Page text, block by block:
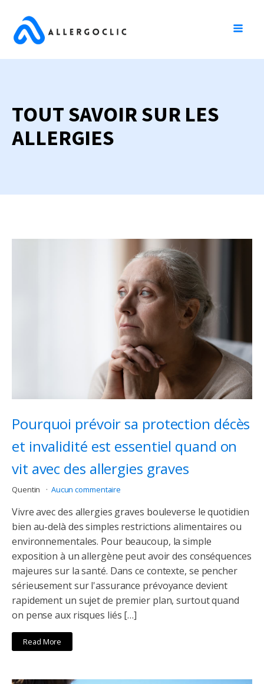
TOUT SAVOIR SUR LES
ALLERGIES
Pourquoi prévoir sa protection décès
et invalidité est essentiel quand on
vit avec des allergies graves
Quentin Aucun commentaire
Vivre avec des allergies graves bouleverse le quotidien
bien au-delà des simples restrictions alimentaires ou
environnementales. Pour beaucoup, la simple
exposition à un allergène peut avoir des conséquences
majeures sur la santé. Dans ce contexte, se pencher
sérieusement sur l'assurance prévoyance devient
rapidement un sujet de premier plan, surtout quand
on pense aux risques liés […]
Read More